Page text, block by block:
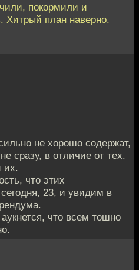
покормили и
Хитрый план наверно.
не хорошо содержат,
сразу, в отличие от тех.
их.
что этих
23, и увидим в
что всем тошно